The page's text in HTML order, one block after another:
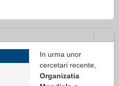
In urma unor
cercetari recente,
Organizatia